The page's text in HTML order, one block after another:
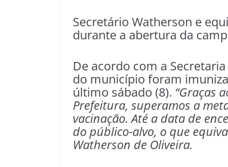
Secretário Watherson e
durante a abertura da
De acordo com a
do município foram
último sábado (8). “Graças
Prefeitura, superamos a
vacinação. Até a data de
do público-alvo, o que
Watherson de Oliveira.